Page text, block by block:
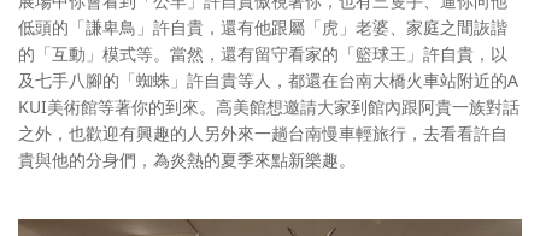
低頭的「謙卑鳥」許自貴，還有他跟屬「虎」老婆、家庭之間詼諧
的「互動」模式等。當然，還有留守看家的「籃球王」許自貴，以
及七手八腳的「蜘蛛」許自貴等人，都還在台南大橋火車站附近的A
KUI美術館等著你的到來。高美館想邀請大家到館內跟阿貴一族對話
之外，也歡迎有興趣的人另外來一趟台南慢車輕旅行，去看看許自
貴與他的分身們，為炎熱的夏季來點新樂趣。